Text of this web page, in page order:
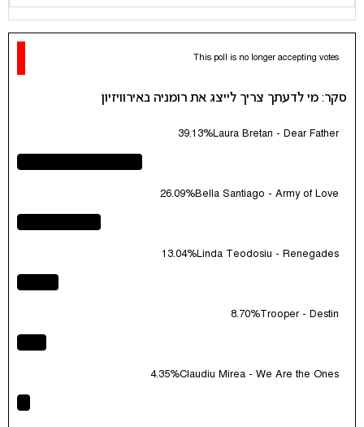
This poll is no longer accepting votes
סקר: מי לדעתך צריך לייצג את רומניה באירוויזיון
Laura Bretan - Dear Father
39.13%
Bella Santiago - Army of Love
26.09%
Linda Teodosiu - Renegades
13.04%
Trooper - Destin
8.70%
Claudiu Mirea - We Are the Ones
4.35%